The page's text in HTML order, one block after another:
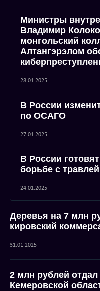
Министры
Владимир
монгольский
Алтангэрэлом
28.01.2025
В России
по ОСАГО
27.01.2025
В России
борьбе с
24.01.2025
Деревья на 7 млн
кировский
31.01.2025
2 млн рублей
Кемеровской